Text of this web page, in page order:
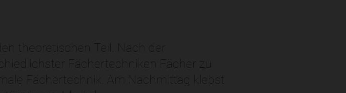
theoretischen Teil. Nach der
Fächertechniken Fächer zu
Fächertechnik. Am Nachmittag klebst